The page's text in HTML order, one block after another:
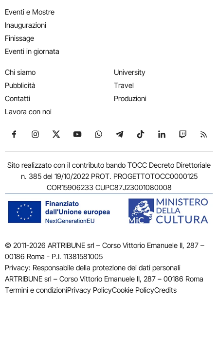
Eventi e Mostre
Inaugurazioni
Finissage
Eventi in giornata
Chi siamo
Pubblicità
Contatti
Lavora con noi
University
Travel
Produzioni
Seguici su Facebook
Seguici su Instagram
Seguici su X
Seguici su YouTube
Seguici su WhatsApp
Seguici su Telegram
Seguici su TikTok
Seguici su
Seguici
Sito realizzato con il contributo bando TOCC Decreto Direttoriale
n. 385 del 19/10/2022 PROT. PROGETTOTOCC0000125
COR15906233 CUPC87J23001080008
© 2011-2026 ARTRIBUNE srl – Corso Vittorio Emanuele II, 287 –
00186 Roma - P.I. 11381581005
Privacy: Responsabile della protezione dei dati personali
ARTRIBUNE srl – Corso Vittorio Emanuele II, 287 – 00186 Roma
Termini e condizioniPrivacy PolicyCookie PolicyCredits